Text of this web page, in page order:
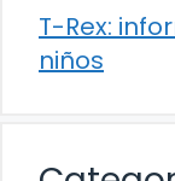
T-Rex:
niños